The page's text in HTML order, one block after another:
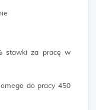
stawki za pracę w
do pracy 450